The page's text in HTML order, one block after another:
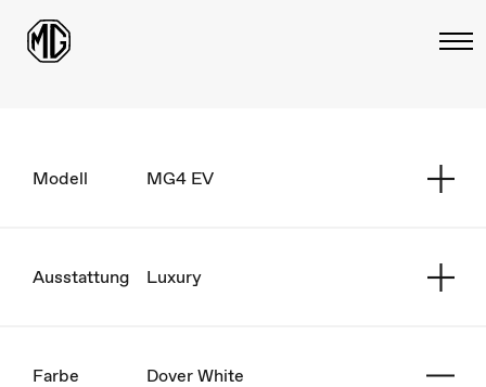
Modell MG4 EV
Ausstattung Luxury
Farbe Dover White